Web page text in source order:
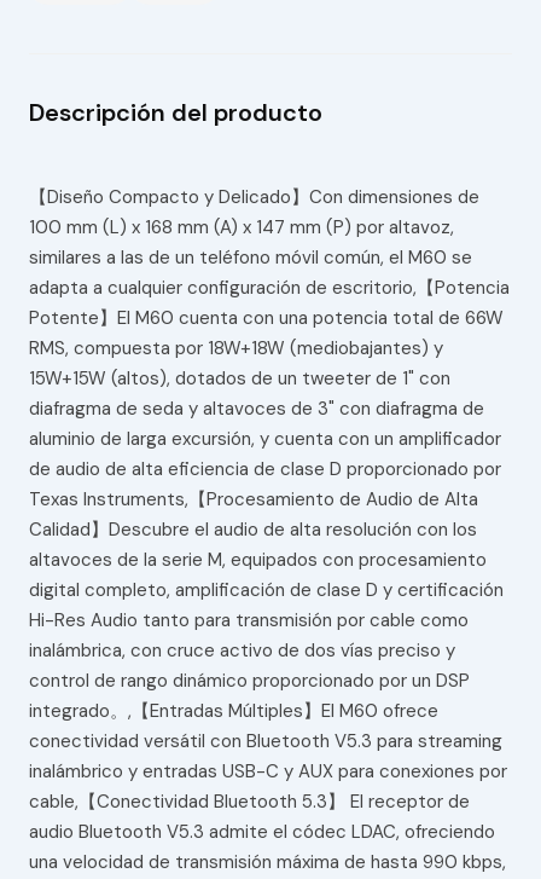
Descripción del producto
【Diseño Compacto y Delicado】Con dimensiones de
100 mm (L) x 168 mm (A) x 147 mm (P) por altavoz,
similares a las de un teléfono móvil común, el M60 se
adapta a cualquier configuración de escritorio,【Potencia
Potente】El M60 cuenta con una potencia total de 66W
RMS, compuesta por 18W+18W (mediobajantes) y
15W+15W (altos), dotados de un tweeter de 1" con
diafragma de seda y altavoces de 3" con diafragma de
aluminio de larga excursión, y cuenta con un amplificador
de audio de alta eficiencia de clase D proporcionado por
Texas Instruments,【Procesamiento de Audio de Alta
Calidad】Descubre el audio de alta resolución con los
altavoces de la serie M, equipados con procesamiento
digital completo, amplificación de clase D y certificación
Hi-Res Audio tanto para transmisión por cable como
inalámbrica, con cruce activo de dos vías preciso y
control de rango dinámico proporcionado por un DSP
integrado。,【Entradas Múltiples】El M60 ofrece
conectividad versátil con Bluetooth V5.3 para streaming
inalámbrico y entradas USB-C y AUX para conexiones por
cable,【Conectividad Bluetooth 5.3】 El receptor de
audio Bluetooth V5.3 admite el códec LDAC, ofreciendo
una velocidad de transmisión máxima de hasta 990 kbps,